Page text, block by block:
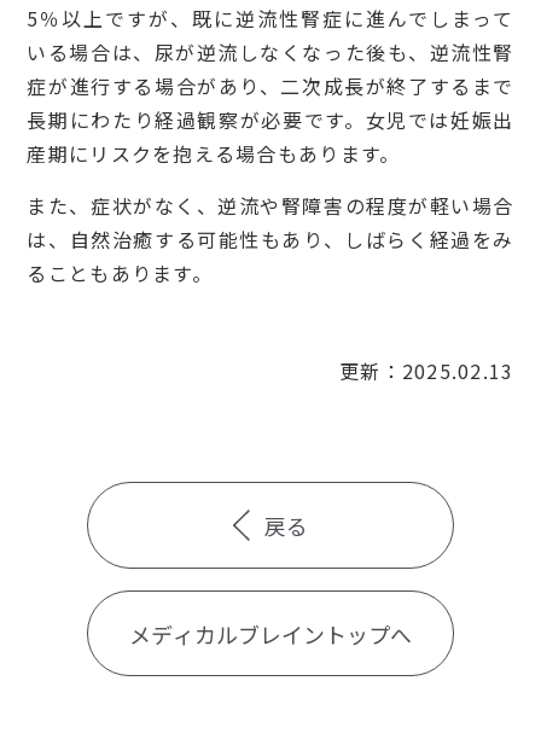
5％以上ですが、既に逆流性腎症に進んでしまって
いる場合は、尿が逆流しなくなった後も、逆流性腎
症が進行する場合があり、二次成長が終了するまで
長期にわたり経過観察が必要です。女児では妊娠出
産期にリスクを抱える場合もあります。
また、症状がなく、逆流や腎障害の程度が軽い場合
は、自然治癒する可能性もあり、しばらく経過をみ
ることもあります。
更新：2025.02.13
戻る
メディカルブレイントップへ